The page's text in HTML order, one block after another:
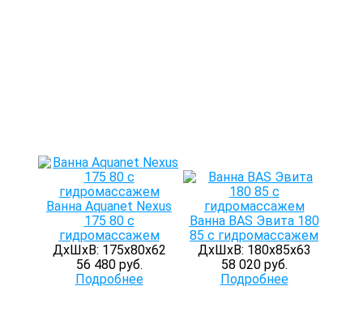
Ванна Aquanet Nexus
175 80 с
гидромассажем
ДхШхВ: 175х80х62
56 480 руб.
Подробнее
Ванна BAS Эвита 180
85 с гидромассажем
ДхШхВ: 180х85х63
58 020 руб.
Подробнее